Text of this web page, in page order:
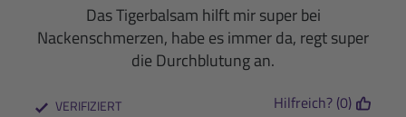
Das Tigerbalsam hilft mir super bei
Nackenschmerzen, habe es immer da, regt super
die Durchblutung an.
VERIFIZIERT Hilfreich? (0)